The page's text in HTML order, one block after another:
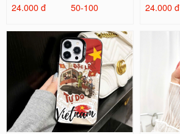
24.000 đ
50-100
24.000 đ